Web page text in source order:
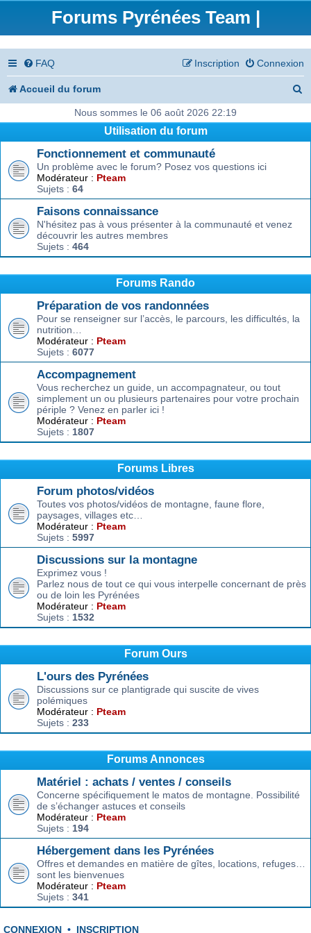
Forums Pyrénées Team |
FAQ Connexion
Inscription
Accueil du forum
e
Nous sommes le 06 août 2026 22:19
Utilisation du forum
Fonctionnement et communauté
Un problème avec le forum? Posez vos questions ici
Modérateur : Pteam
Sujets : 64
Faisons connaissance
N'hésitez pas à vous présenter à la communauté et venez
découvrir les autres membres
Sujets : 464
Forums Rando
Préparation de vos randonnées
Pour se renseigner sur l’accès, le parcours, les difficultés, la
nutrition…
Modérateur : Pteam
Sujets : 6077
Accompagnement
Vous recherchez un guide, un accompagnateur, ou tout
simplement un ou plusieurs partenaires pour votre prochain
périple ? Venez en parler ici !
Modérateur : Pteam
Sujets : 1807
Forums Libres
Forum photos/vidéos
Toutes vos photos/vidéos de montagne, faune flore,
paysages, villages etc…
Modérateur : Pteam
Sujets : 5997
Discussions sur la montagne
Exprimez vous !
Parlez nous de tout ce qui vous interpelle concernant de près
ou de loin les Pyrénées
Modérateur : Pteam
Sujets : 1532
Forum Ours
L'ours des Pyrénées
Discussions sur ce plantigrade qui suscite de vives
polémiques
Modérateur : Pteam
Sujets : 233
Forums Annonces
Matériel : achats / ventes / conseils
Concerne spécifiquement le matos de montagne. Possibilité
de s’échanger astuces et conseils
Modérateur : Pteam
Sujets : 194
Hébergement dans les Pyrénées
Offres et demandes en matière de gîtes, locations, refuges…
sont les bienvenues
Modérateur : Pteam
Sujets : 341
CONNEXION • INSCRIPTION